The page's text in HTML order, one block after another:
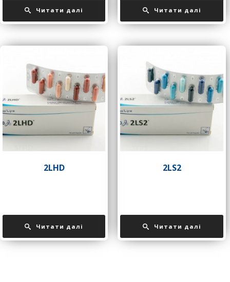
Читати далі Читати далі
2LHD
Читати далі
2LS2
Читати далі